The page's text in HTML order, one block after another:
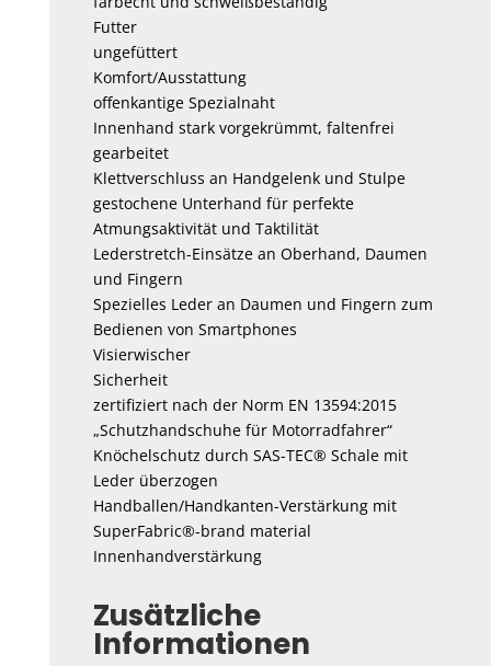
Futter
ungefüttert
Komfort/Ausstattung
offenkantige Spezialnaht
Innenhand stark vorgekrümmt, faltenfrei
gearbeitet
Klettverschluss an Handgelenk und Stulpe
gestochene Unterhand für perfekte
Atmungsaktivität und Taktilität
Lederstretch-Einsätze an Oberhand, Daumen
und Fingern
Spezielles Leder an Daumen und Fingern zum
Bedienen von Smartphones
Visierwischer
Sicherheit
zertifiziert nach der Norm EN 13594:2015
„Schutzhandschuhe für Motorradfahrer“
Knöchelschutz durch SAS-TEC® Schale mit
Leder überzogen
Handballen/Handkanten-Verstärkung mit
SuperFabric®-brand material
Innenhandverstärkung
Zusätzliche
Informationen